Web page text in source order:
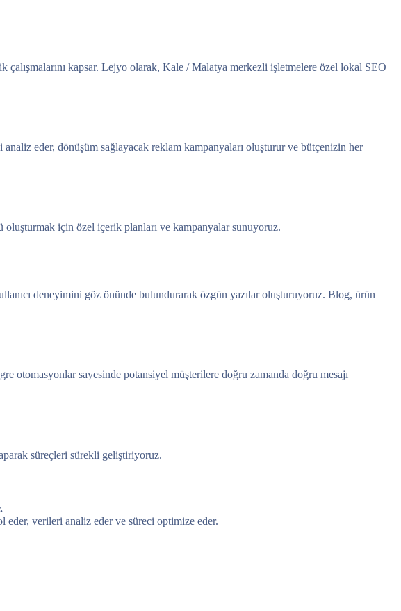
kapsar. Lejyo olarak, Kale / Malatya merkezli işletmelere özel lokal SEO
eder, dönüşüm sağlayacak reklam kampanyaları oluşturur ve bütçenizin her
için özel içerik planları ve kampanyalar sunuyoruz.
deneyimini göz önünde bulundurarak özgün yazılar oluşturuyoruz. Blog, ürün
otomasyonlar sayesinde potansiyel müşterilere doğru zamanda doğru mesajı
süreçleri sürekli geliştiriyoruz.
verileri analiz eder ve süreci optimize eder.